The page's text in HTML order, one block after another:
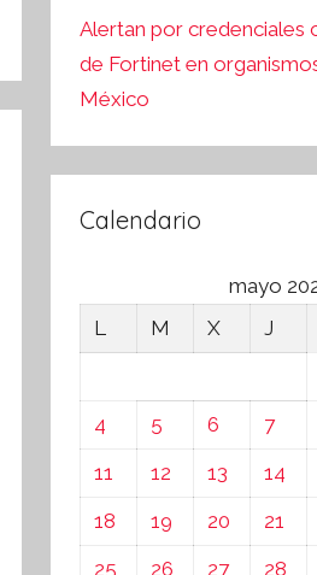
Alertan por credenciales
de Fortinet en
México
Calendario
mayo
L
M X J
4
5 6 7
11
12 13 14
18
19 20 21
25
26 27 28